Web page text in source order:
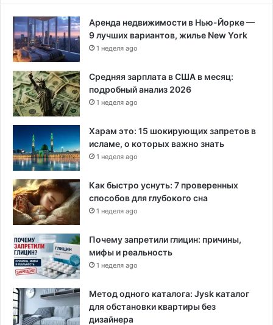
Аренда недвижимости в Нью-Йорке —
9 лучших вариантов, жилье New York
1 неделя ago
Средняя зарплата в США в месяц:
подробный анализ 2026
1 неделя ago
Харам это: 15 шокирующих запретов в
исламе, о которых важно знать
1 неделя ago
Как быстро уснуть: 7 проверенных
способов для глубокого сна
1 неделя ago
Почему запретили глицин: причины,
мифы и реальность
1 неделя ago
Метод одного каталога: Jysk каталог
для обстановки квартиры без
дизайнера